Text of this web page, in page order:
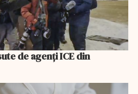
de agenți ICE din